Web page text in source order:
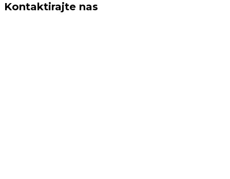
Kontaktirajte nas